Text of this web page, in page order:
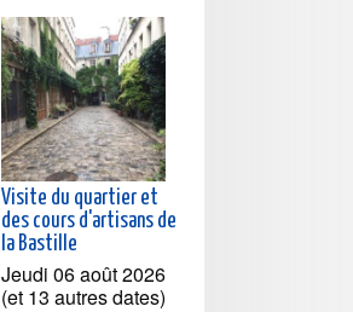
Visite du quartier et
des cours d'artisans de
la Bastille
Jeudi 06 août 2026
(et 13 autres dates)